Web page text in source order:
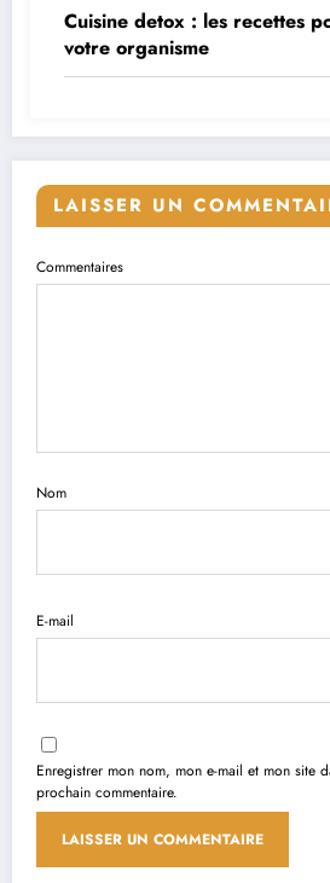
Cuisine detox : les recettes
votre organisme
LAISSER UN
Commentaires
Nom
E-mail
Enregistrer mon nom, mon e-mail et mon site
prochain commentaire.